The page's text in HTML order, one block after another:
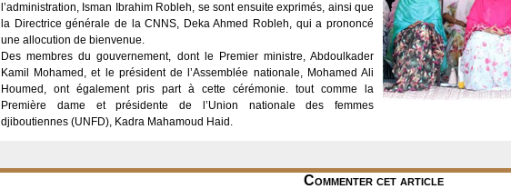
l’administration, Isman Ibrahim Robleh, se sont ensuite exprimés, ainsi que
la Directrice générale de la CNNS, Deka Ahmed Robleh, qui a prononcé
une allocution de bienvenue.
Des membres du gouvernement, dont le Premier ministre, Abdoulkader
Kamil Mohamed, et le président de l’Assemblée nationale, Mohamed Ali
Houmed, ont également pris part à cette cérémonie. tout comme la
Première dame et présidente de l’Union nationale des femmes
djiboutiennes (UNFD), Kadra Mahamoud Haid.
Commenter cet article